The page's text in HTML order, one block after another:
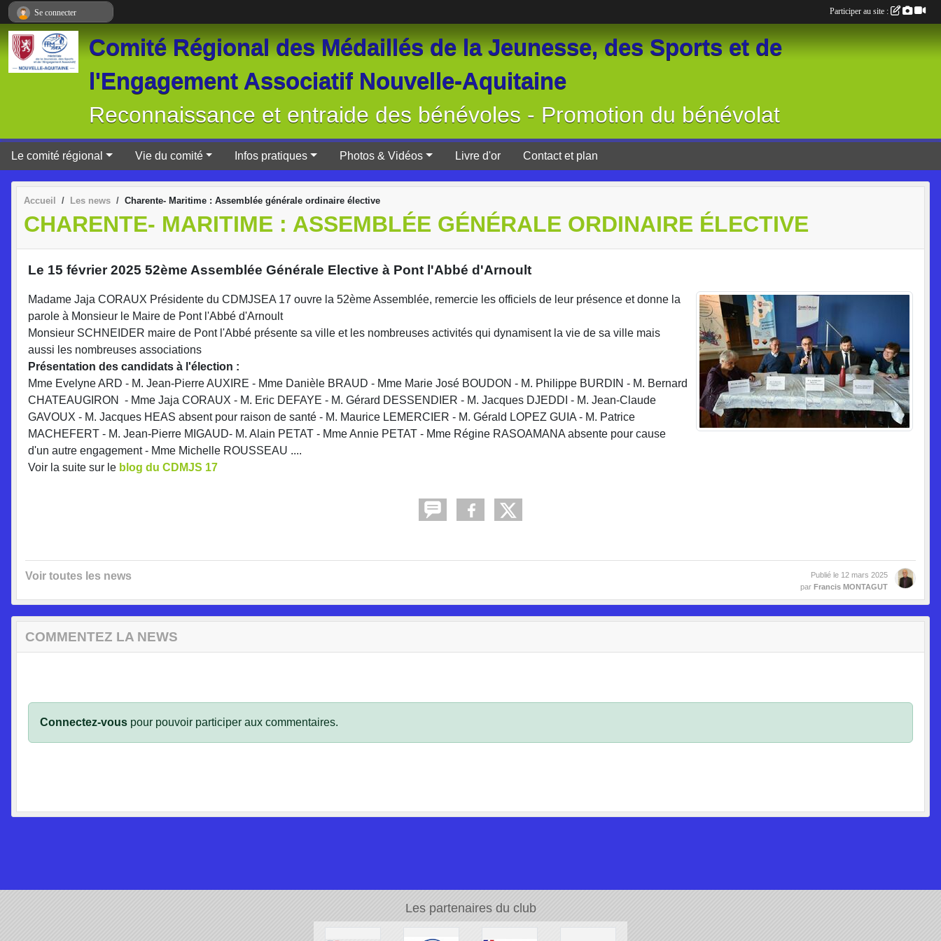
Comité Régional des Médaillés de la Jeunesse, des Sports et de
l'Engagement Associatif Nouvelle-Aquitaine
Reconnaissance et entraide des bénévoles - Promotion du bénévolat
Le comité régional Vie du comité Infos pratiques Photos & Vidéos Livre d'or Contact et plan
Accueil Les news Charente- Maritime : Assemblée générale ordinaire élective
CHARENTE- MARITIME : ASSEMBLÉE GÉNÉRALE ORDINAIRE ÉLECTIVE
Le 15 février 2025 52ème Assemblée Générale Elective à Pont l'Abbé d'Arnoult
Madame Jaja CORAUX Présidente du CDMJSEA 17 ouvre la 52ème Assemblée, remercie les officiels de leur présence et donne la
parole à Monsieur le Maire de Pont l'Abbé d'Arnoult
Monsieur SCHNEIDER maire de Pont l'Abbé présente sa ville et les nombreuses activités qui dynamisent la vie de sa ville mais
aussi les nombreuses associations
Présentation des candidats à l'élection :
Mme Evelyne ARD - M. Jean-Pierre AUXIRE - Mme Danièle BRAUD - Mme Marie José BOUDON - M. Philippe BURDIN - M. Bernard
CHATEAUGIRON - Mme Jaja CORAUX - M. Eric DEFAYE - M. Gérard DESSENDIER - M. Jacques DJEDDI - M. Jean-Claude
GAVOUX - M. Jacques HEAS absent pour raison de santé - M. Maurice LEMERCIER - M. Gérald LOPEZ GUIA - M. Patrice
MACHEFERT - M. Jean-Pierre MIGAUD- M. Alain PETAT - Mme Annie PETAT - Mme Régine RASOAMANA absente pour cause
d'un autre engagement - Mme Michelle ROUSSEAU ....
Voir la suite sur le blog du CDMJS 17
Voir toutes les news Publié le 12 mars 2025
par Francis MONTAGUT
COMMENTEZ LA NEWS
Connectez-vous pour pouvoir participer aux commentaires.
Les partenaires du club
Se connecter Participer au site :
Panneau de gestion des cookies